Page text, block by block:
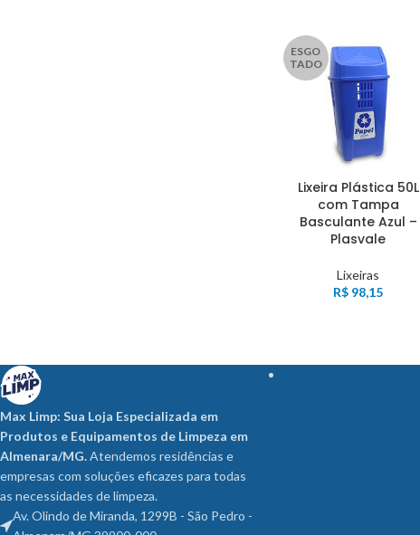
ESGO
TADO
Lixeira Plástica 50L
com Tampa
Basculante Azul –
Plasvale
Lixeiras
R$ 98,15
Max Limp: Sua Loja Especializada em
Produtos e Equipamentos de Limpeza em
Almenara/MG.Atendemos residências e
empresas com soluções eficazes para todas
as necessidades de limpeza.
Av. Olindo de Miranda, 1299B - São Pedro -